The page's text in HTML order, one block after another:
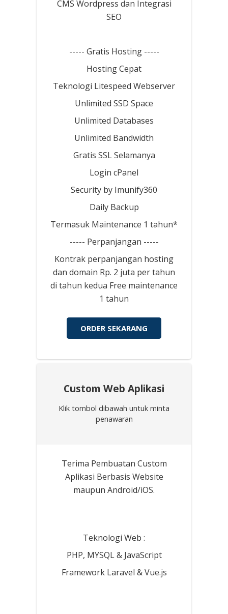
CMS Wordpress dan Integrasi
SEO
----- Gratis Hosting -----
Hosting Cepat
Teknologi Litespeed Webserver
Unlimited SSD Space
Unlimited Databases
Unlimited Bandwidth
Gratis SSL Selamanya
Login cPanel
Security by Imunify360
Daily Backup
Termasuk Maintenance 1 tahun*
----- Perpanjangan -----
Kontrak perpanjangan hosting
dan domain Rp. 2 juta per tahun
di tahun kedua Free maintenance
1 tahun
ORDER SEKARANG
Custom Web Aplikasi
Klik tombol dibawah untuk minta
penawaran
Terima Pembuatan Custom
Aplikasi Berbasis Website
maupun Android/iOS.
Teknologi Web :
PHP, MYSQL & JavaScript
Framework Laravel & Vue.js